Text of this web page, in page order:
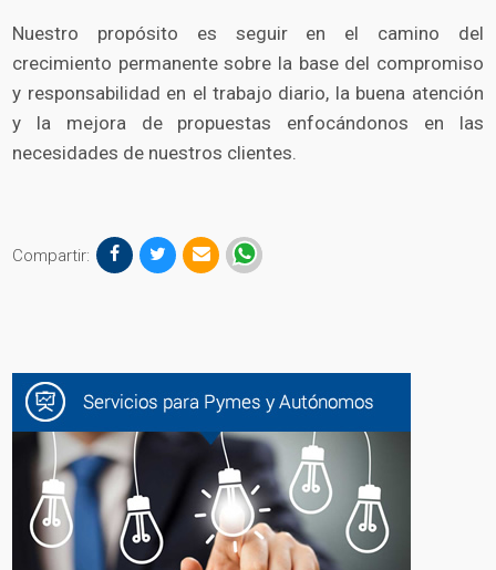
Nuestro propósito es seguir en el camino del
crecimiento permanente sobre la base del compromiso
y responsabilidad en el trabajo diario, la buena atención
y la mejora de propuestas enfocándonos en las
necesidades de nuestros clientes.
Compartir: